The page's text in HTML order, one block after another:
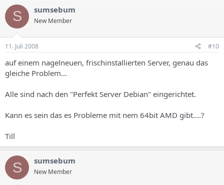
S sumsebum
New Member
11. Juli 2008 #10
auf einem nagelneuen, frischinstallierten Server, genau das
gleiche Problem...
Alle sind nach den "Perfekt Server Debian" eingerichtet.
Kann es sein das es Probleme mit nem 64bit AMD gibt....?
Till
S sumsebum
New Member